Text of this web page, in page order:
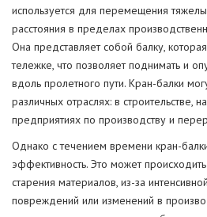
используется для перемещения
расстояния в пределах
Она представляет собой балку,
тележке, что позволяет поднимать и
вдоль пролетного пути. Кран-балки
различных отраслях: в строительстве,
предприятиях по производству и
Однако с течением времени кран-
эффективность. Это может
старения материалов, из-за
повреждений или изменений в